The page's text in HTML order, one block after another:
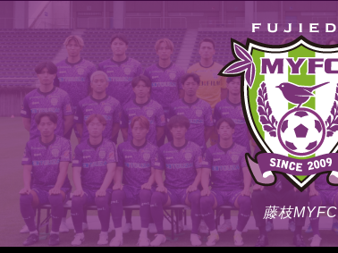
藤枝MYFC